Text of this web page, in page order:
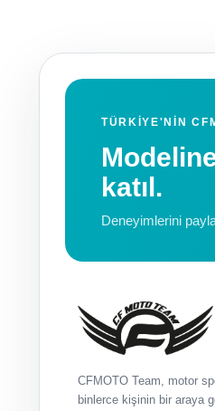
TÜRKIYE'NIN
katıl.
Deneyimlerini
CFMOTO Team, motor
binlerce kişinin bir araya